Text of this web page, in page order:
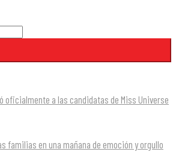
oficialmente a las candidatas de Miss Universe
familias en una mañana de emoción y orgullo